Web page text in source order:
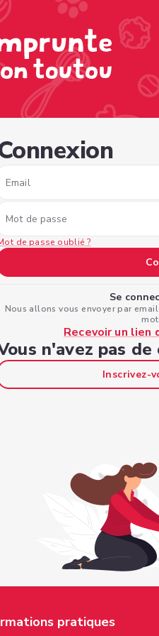
Email
Mot de passe
de passe oublié ?
Se
Nous allons vous envoyer par
Recevoir un lien
n'avez pas de
Inscrivez-
pratiques
bee9-45fb282319c5